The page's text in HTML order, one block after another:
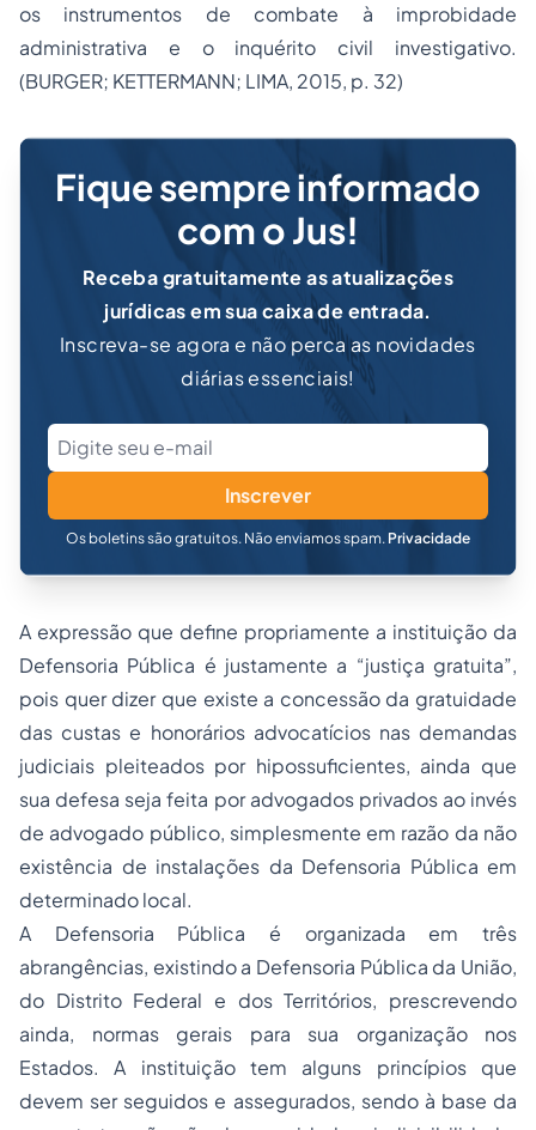
os instrumentos de combate à improbidade
administrativa e o inquérito civil investigativo.
(BURGER; KETTERMANN; LIMA, 2015, p. 32)
Fique sempre informado
com o Jus!
Receba gratuitamente as atualizações
jurídicas em sua caixa de entrada.
Inscreva-se agora e não perca as novidades
diárias essenciais!
Inscrever
Os boletins são gratuitos. Não enviamos spam. Privacidade
A expressão que define propriamente a instituição da
Defensoria Pública é justamente a “justiça gratuita”,
pois quer dizer que existe a concessão da gratuidade
das custas e honorários advocatícios nas demandas
judiciais pleiteados por hipossuficientes, ainda que
sua defesa seja feita por advogados privados ao invés
de advogado público, simplesmente em razão da não
existência de instalações da Defensoria Pública em
determinado local.
A Defensoria Pública é organizada em três
abrangências, existindo a Defensoria Pública da União,
do Distrito Federal e dos Territórios, prescrevendo
ainda, normas gerais para sua organização nos
Estados. A instituição tem alguns princípios que
devem ser seguidos e assegurados, sendo à base da